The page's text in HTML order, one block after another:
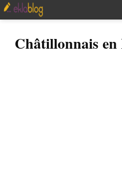
Châtillonnais en